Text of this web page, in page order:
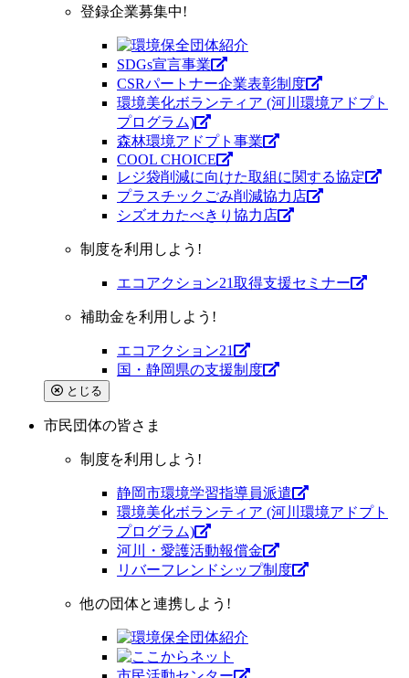
登録企業募集中!
SDGs宣言事業
CSRパートナー企業表彰制度
環境美化ボランティア (河川環境アドプト
プログラム)
森林環境アドプト事業
COOL CHOICE
レジ袋削減に向けた取組に関する協定
プラスチックごみ削減協力店
シズオカたべきり協力店
制度を利用しよう!
エコアクション21取得支援セミナー
補助金を利用しよう!
エコアクション21
国・静岡県の支援制度
とじる
市民団体の皆さま
制度を利用しよう!
静岡市環境学習指導員派遣
環境美化ボランティア (河川環境アドプト
プログラム)
河川・愛護活動報償金
リバーフレンドシップ制度
他の団体と連携しよう!